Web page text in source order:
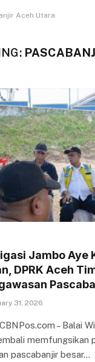
Aceh Utara
Jambo Aye
DPRK Aceh
31, 2026
– Balai
memfungsikan
pascabanjir besar…